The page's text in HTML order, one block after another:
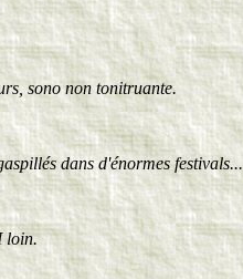
sono non tonitruante.
dans d'énormes festivals...
loin.